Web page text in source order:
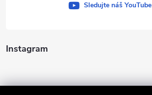
Instagram
Sledujte náš YouTube